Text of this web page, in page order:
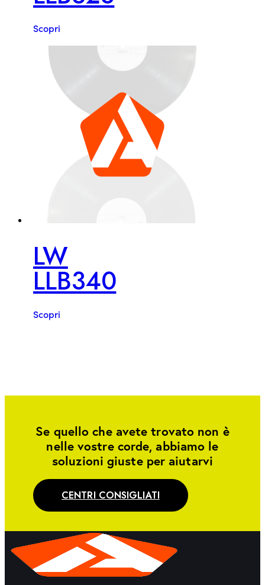
Scopri
LW
LLB340
Scopri
Se quello che avete trovato non è
nelle vostre corde, abbiamo le
soluzioni giuste per aiutarvi
CENTRI CONSIGLIATI